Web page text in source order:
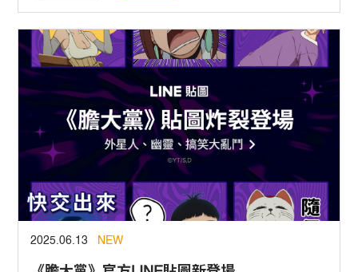
2025.06.13 NEW